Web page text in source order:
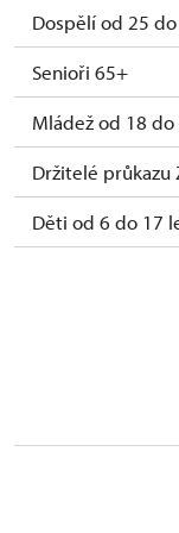
Dospělí od 25
Senioři 65+
Mládež od 18
Držitelé průkazu
Děti od 6 do 17
Průvodce